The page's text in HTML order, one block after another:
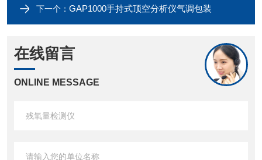
下一个： GAP1000手持式顶空分析仪气调包装
在线留言
ONLINE MESSAGE